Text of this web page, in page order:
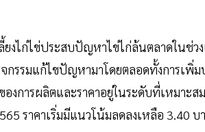
งไก่ไข่ประสบปัญหาไข่ไก่ล้นตลาดในช่
กรรมแก้ไขปัญหามาโดยตลอดทั้งการเพิ่
องการผลิตและราคาอยู่ในระดับที่เหมา
ราคาเริ่มมีแนวโน้มลดลงเหลือ 3.40